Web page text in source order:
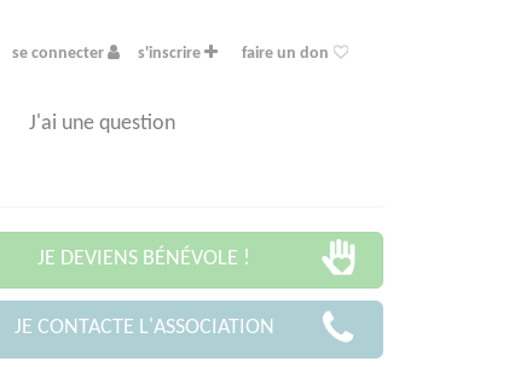
se connecter s'inscrire faire un don
J'ai une question
JE DEVIENS BÉNÉVOLE !
JE CONTACTE L'ASSOCIATION